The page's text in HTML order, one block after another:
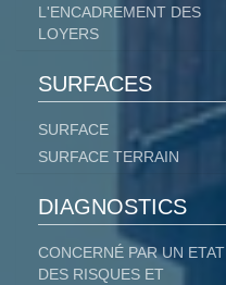
L'ENCADREMENT DES
LOYERS
SURFACES
SURFACE
SURFACE TERRAIN
DIAGNOSTICS
CONCERNÉ PAR UN ETAT
DES RISQUES ET